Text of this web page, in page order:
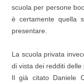
scuola per persone
è certamente quella
presentare.
La scuola privata
di vista dei redditi delle
Il già citato Daniele